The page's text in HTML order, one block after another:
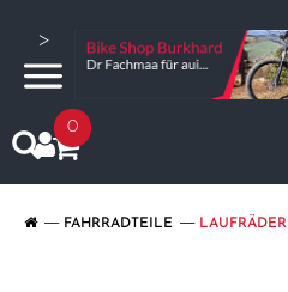
>
0
FAHRRADTEILE LAUFRÄDER